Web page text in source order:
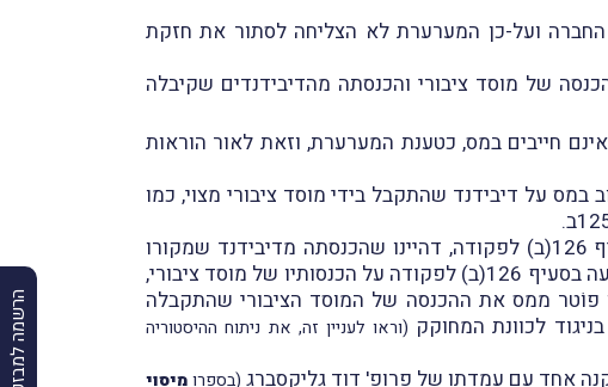
הרשמה למבזקים
החברה ועל-כן המערערת לא הצליחה לסתור את חזקת
להינות מהפטוֹר הקבוע בסעיף 9(2) לפקודה ביחס להכנסה של מוסד ציבורי והכנסתה מהדיבידנדים שקיבלה
חייבים במס, כטענת המערערת, וזאת לאור הוראות
במס על דיבידנד שהתקבל בידי מוסד ציבורי מצוי, כמו
השופטת דחתה את טענת המערערת, כי היות שהיא חבר-בני-אדם אזי יש להחיל עליה את הוראות סעיף 126(ב) לפקודה, דהיינו שהכנסתה מדיבידנד שמקורו
בַּחברה לא צריכה להיכלל בחישוב הכנסתה החייבת לפי סעיף 126(א) לפקודה. שכּן, החלת ההחרגה הקבועה בסעיף 126(ב) לפקודה על הכנסותיו של מוסד ציבורי,
בסעיף 9(2), תרוקן מתוקף למעשה את החלק שבסעיף 9(2)(א) שאינו פוֹטר ממס את ההכנסה של המוסד הציבורי שהתקבלה
לכוונת המחוקק (וראו לעניין זה, את ניתוח ההיסטוריה
אחד עם עמדתו של פרופ' דוד גליקסברג (בספרומיסוי